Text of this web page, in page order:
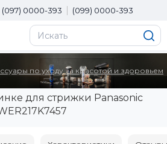
(097) 0000-393 (099) 0000-393
по уходу за красотой и здоровьем
для стрижки Panasonic